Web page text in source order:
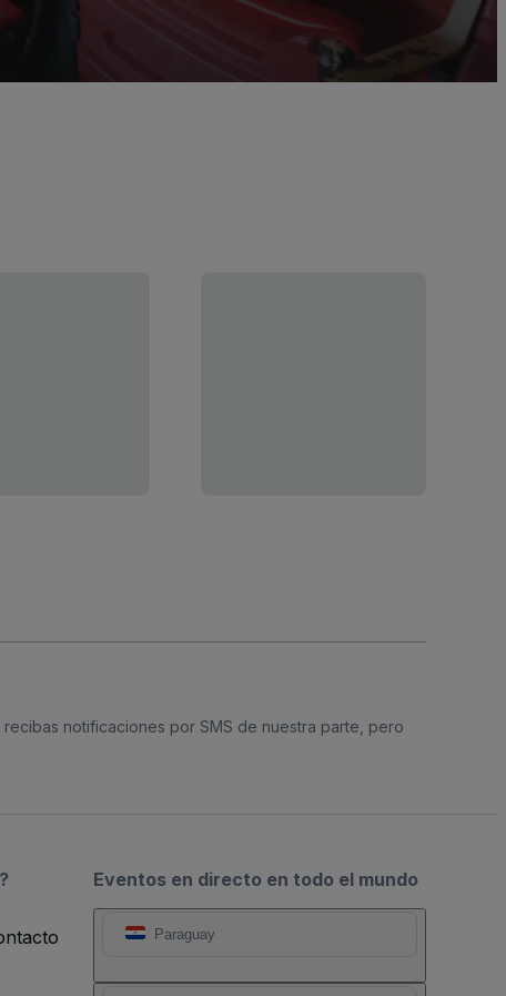
recibas notificaciones por SMS de nuestra parte, pero
Eventos en directo en todo el mundo
Paraguay